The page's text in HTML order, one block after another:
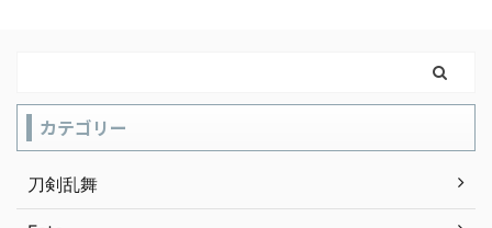
カテゴリー
刀剣乱舞